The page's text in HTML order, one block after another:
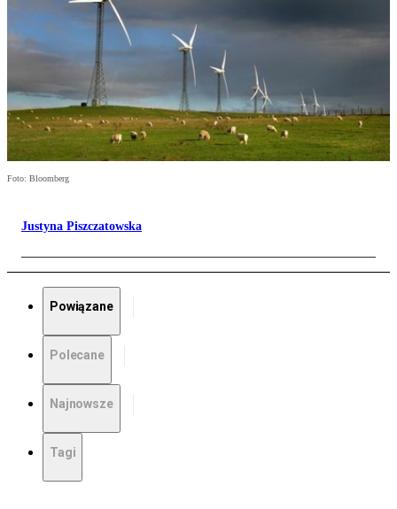
Foto: Bloomberg
Justyna Piszczatowska
Powiązane
Polecane
Najnowsze
Tagi